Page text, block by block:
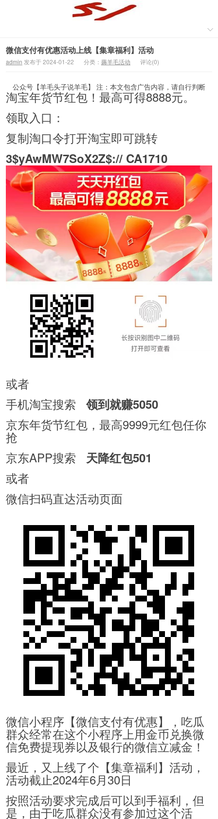
微信支付有优惠活动上线【集章福利】活动
admin 发布于 2024-01-22 分类： 薅羊毛活动 评论(0)
公众号【羊毛头子说羊毛】 注：本文包含广告内容，请自行判断
淘宝年货节红包！最高可得8888元。
领取入口：
复制淘口令打开淘宝即可跳转
3$yAwMW7SoX2Z$:// CA1710
或者
手机淘宝搜索领到就赚5050
京东年货节红包，最高9999元红包任你
抢
京东APP搜索 天降红包501
或者
微信扫码直达活动页面
微信小程序【微信支付有优惠】，吃瓜
群众经常在这个小程序上用金币兑换微
信免费提现券以及银行的微信立减金！
最近，又上线了个【集章福利】活动，
活动截止2024年6月30日
按照活动要求完成后可以到手福利，但
是，由于吃瓜群众没有参加过这个活